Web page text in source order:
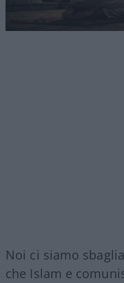
Noi ci siamo
che Islam e